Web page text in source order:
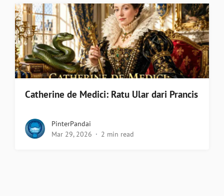
Catherine de Medici: Ratu Ular dari Prancis
PinterPandai
Mar 29, 2026
2 min read